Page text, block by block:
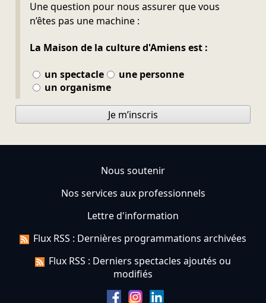
Une question pour nous assurer que vous
n’êtes pas une machine :
La Maison de la culture d'Amiens est :
un spectacle
une personne
un organisme
Je m’inscris
Nous soutenir
Nos services aux professionnels
Lettre d'information
Flux RSS : Dernières programmations archivées
Flux RSS : Derniers spectacles ajoutés ou
modifiés